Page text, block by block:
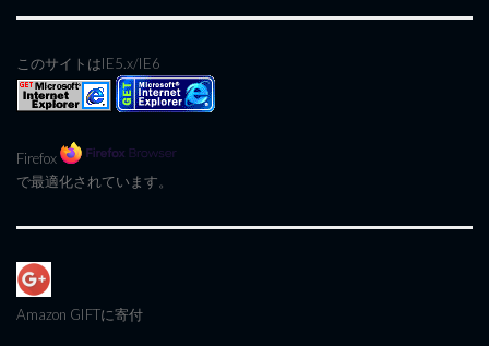
このサイトはIE5.x/IE6
Firefox
で最適化されています。
Amazon GIFTに寄付